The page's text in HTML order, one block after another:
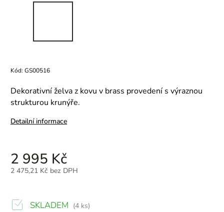
Kód: GS00516
Dekorativní želva z kovu v brass provedení s výraznou
strukturou krunýře.
Detailní informace
2 995 Kč
2 475,21 Kč bez DPH
SKLADEM (4 ks)